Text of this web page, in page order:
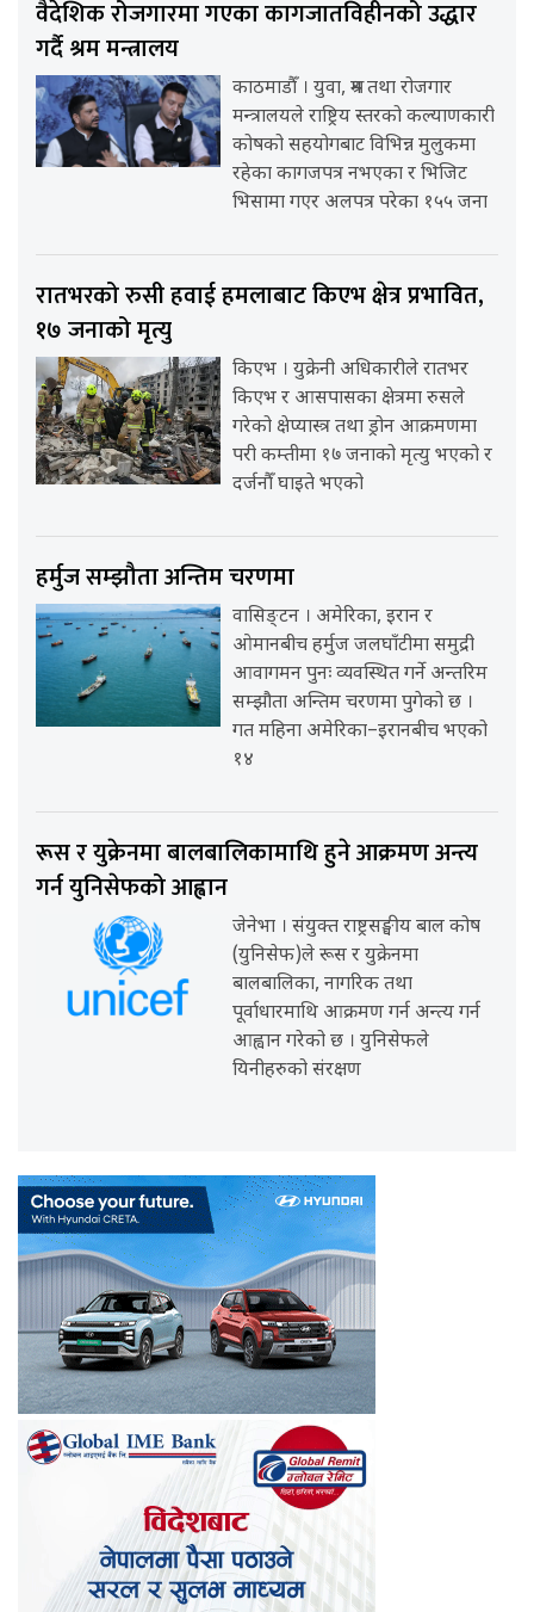
वैदेशिक रोजगारमा गएका कागजातविहीनको उद्धार
गर्दै श्रम मन्त्रालय
काठमाडौँ । युवा, श्रम तथा रोजगार
मन्त्रालयले राष्ट्रिय स्तरको कल्याणकारी
कोषको सहयोगबाट विभिन्न मुलुकमा
रहेका कागजपत्र नभएका र भिजिट
भिसामा गएर अलपत्र परेका १५५ जना
रातभरको रुसी हवाई हमलाबाट किएभ क्षेत्र प्रभावित,
१७ जनाको मृत्यु
किएभ । युक्रेनी अधिकारीले रातभर
किएभ र आसपासका क्षेत्रमा रुसले
गरेको क्षेप्यास्त्र तथा ड्रोन आक्रमणमा
परी कम्तीमा १७ जनाको मृत्यु भएको र
दर्जनौँ घाइते भएको
हर्मुज सम्झौता अन्तिम चरणमा
वासिङ्टन । अमेरिका, इरान र
ओमानबीच हर्मुज जलघाँटीमा समुद्री
आवागमन पुनः व्यवस्थित गर्ने अन्तरिम
सम्झौता अन्तिम चरणमा पुगेको छ ।
गत महिना अमेरिका–इरानबीच भएको
१४
रूस र युक्रेनमा बालबालिकामाथि हुने आक्रमण अन्त्य
गर्न युनिसेफको आह्वान
जेनेभा । संयुक्त राष्ट्रसङ्घीय बाल कोष
(युनिसेफ)ले रूस र युक्रेनमा
बालबालिका, नागरिक तथा
पूर्वाधारमाथि आक्रमण गर्न अन्त्य गर्न
आह्वान गरेको छ । युनिसेफले
यिनीहरुको संरक्षण